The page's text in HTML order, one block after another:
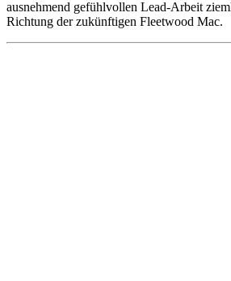
ausnehmend gefühlvollen Lead-Arbeit
Richtung der zukünftigen Fleetwood Mac.